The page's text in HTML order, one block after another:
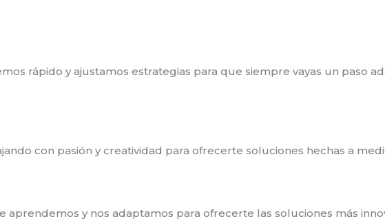
rápido y ajustamos estrategias para que siempre vayas un paso
con pasión y creatividad para ofrecerte soluciones hechas a
y nos adaptamos para ofrecerte las soluciones más